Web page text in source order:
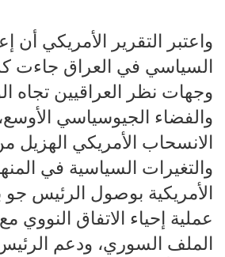
واعتبر التقرير الأمريكي أن
السياسي في العراق جاءت
وجهات نظر العراقيين تجاه
والفضاء الجيوسياسي
الانسحاب الأمريكي الهزيل
والتغيرات السياسية في
الأمريكية بوصول الرئيس
عملية إحياء الاتفاق النووي
الملف السوري، ودعم